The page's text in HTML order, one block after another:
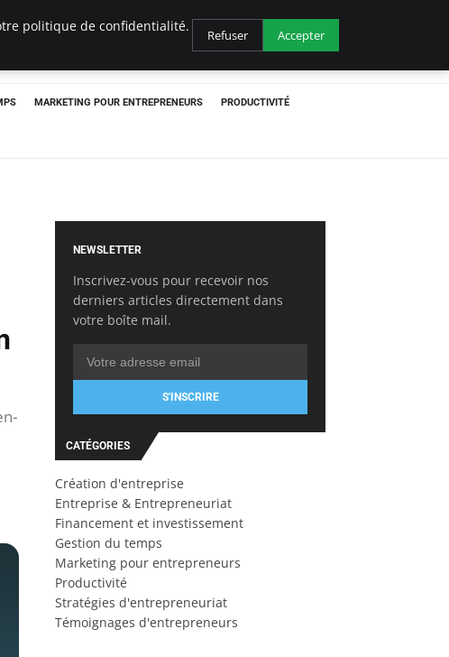
MARKETING POUR ENTREPRENEURS PRODUCTIVITÉ
NEWSLETTER
Inscrivez-vous pour recevoir nos
derniers articles directement dans
votre boîte mail.
S'INSCRIRE
CATÉGORIES
Création d'entreprise
Entreprise & Entrepreneuriat
Financement et investissement
Gestion du temps
Marketing pour entrepreneurs
Productivité
Stratégies d'entrepreneuriat
Témoignages d'entrepreneurs
politique de confidentialité.
Refuser Accepter